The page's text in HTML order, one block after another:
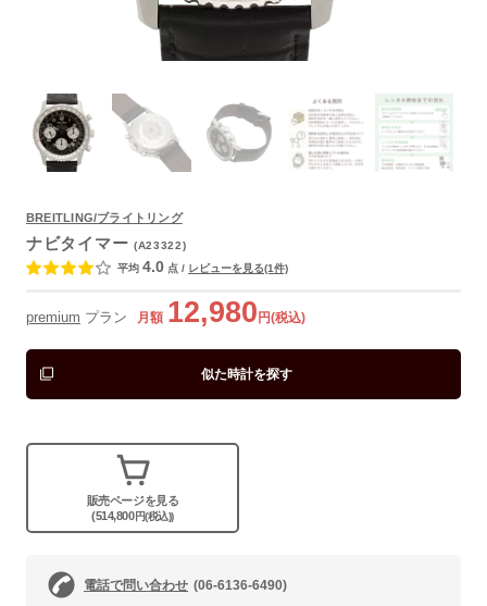
BREITLING/ブライトリング
ナビタイマー (A23322)
平均 4.0 点 / レビューを見る(1件)
premium プラン 月額 12,980 円(税込)
似た時計を探す
販売ページを見る
(514,800円(税込))
電話で問い合わせ (06-6136-6490)
よくあるご質問